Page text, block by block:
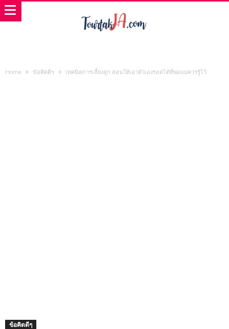
Home ข้อคิดดีๆ เทคนิคการเลี้ยงลูก สอนให้เอาตัวเองรอดได้ที่พ่อแม่ควรรู้ไว้
ข้อคิดดีๆ